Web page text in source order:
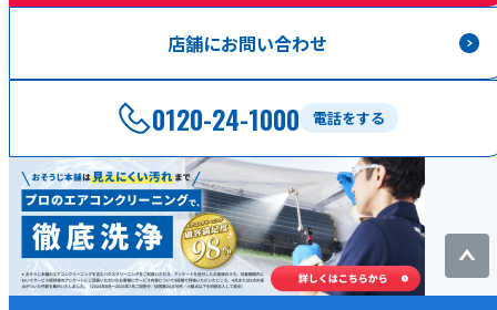
店舗にお問い合わせ
電話をする
0120-24-1000